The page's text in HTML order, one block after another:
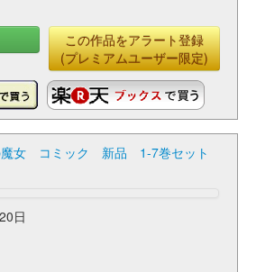
この作品をアラート登録
(プレミアムユーザー限定)
魔女 コミック 新品 1-7巻セット
日